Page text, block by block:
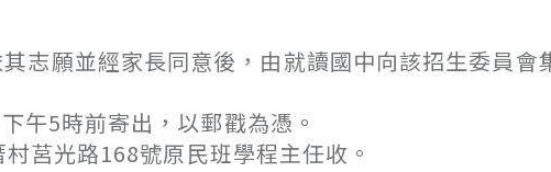
願並經家長同意後，由就讀國中向該招生委員會
5時前寄出，以郵戳為憑。
光路168號原民班學程主任收。